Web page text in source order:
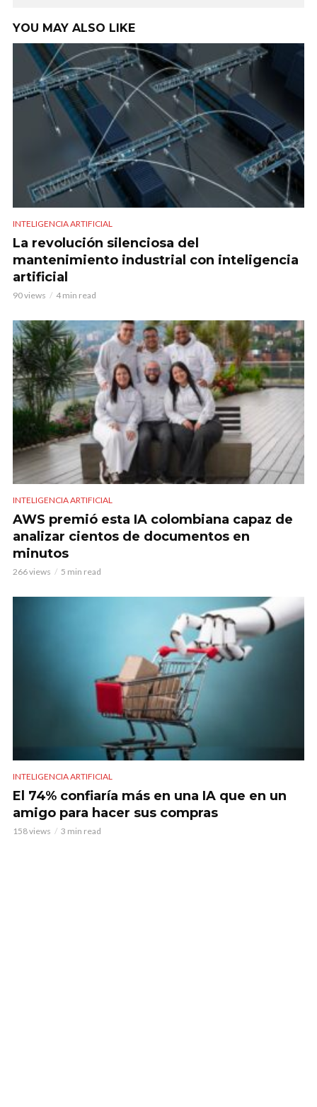
YOU MAY ALSO LIKE
INTELIGENCIA ARTIFICIAL
La revolución silenciosa del
mantenimiento industrial con inteligencia
artificial
90 views 4 min read
INTELIGENCIA ARTIFICIAL
AWS premió esta IA colombiana capaz de
analizar cientos de documentos en
minutos
266 views 5 min read
INTELIGENCIA ARTIFICIAL
El 74% confiaría más en una IA que en un
amigo para hacer sus compras
158 views 3 min read